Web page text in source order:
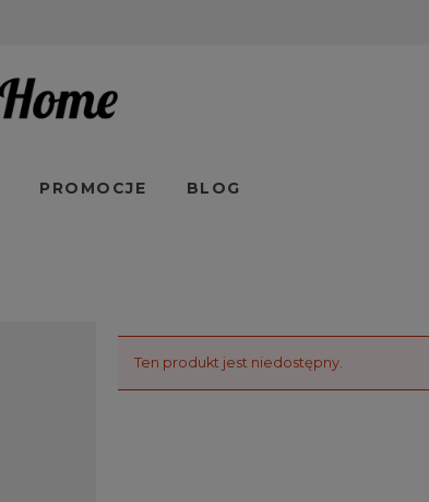
PROMOCJE BLOG
Ten produkt jest niedostępny.